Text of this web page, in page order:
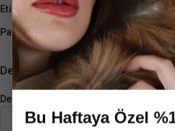
Etiketler:Şapka,Unisex
Paylaş:
Değerlendirmeler (0)
Değerlendirmeler
Bu Haftaya Özel